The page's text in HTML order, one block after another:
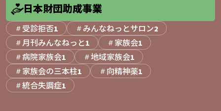
日本財団助成事業
受診拒否1 みんなねっとサロン2
月刊みんなねっと1 家族会1
病院家族会1 地域家族会1
家族会の三本柱1 向精神薬1
統合失調症1